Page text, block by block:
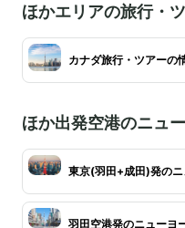
ほかエリアの旅行・
カナダ旅行・ツアーの
ほか出発空港のニュ
東京(羽田+成田)発の
羽田空港発のニューヨ